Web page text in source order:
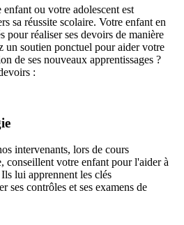
ou votre adolescent est
sa réussite scolaire. Votre enfant en
pour réaliser ses devoirs de manière
un soutien ponctuel pour aider votre
de ses nouveaux apprentissages ?
:
intervenants, lors de cours
conseillent votre enfant pour l'aider à
lui apprennent les clés
ses contrôles et ses examens de